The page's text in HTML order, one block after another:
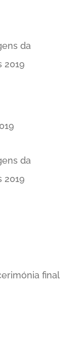
da
2019
da
2019
final